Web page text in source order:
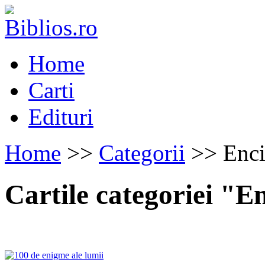
Home
Carti
Edituri
Home >> Categorii >>
Cartile categoriei